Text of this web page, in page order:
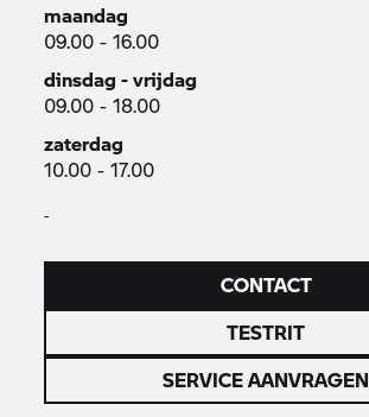
maandag
09.00 - 16.00
dinsdag - vrijdag
09.00 - 18.00
zaterdag
10.00 - 17.00
-
CONTACT
TESTRIT
SERVICE AANVRAGEN